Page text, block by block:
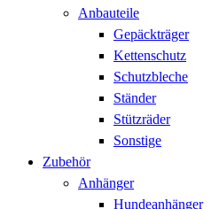
Anbauteile
Gepäckträger
Kettenschutz
Schutzbleche
Ständer
Stützräder
Sonstige
Zubehör
Anhänger
Hundeanhänger